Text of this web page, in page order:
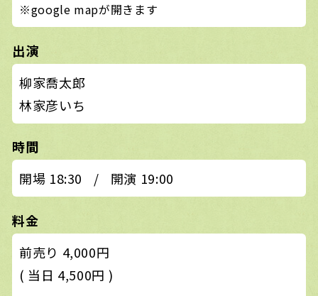
※google mapが開きます
出演
柳家喬太郎
林家彦いち
時間
開場 18:30
/ 開演 19:00
料金
前売り 4,000円
( 当日 4,500円 )